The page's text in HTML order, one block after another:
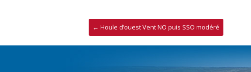
← Houle d’ouest Vent NO puis SSO modéré